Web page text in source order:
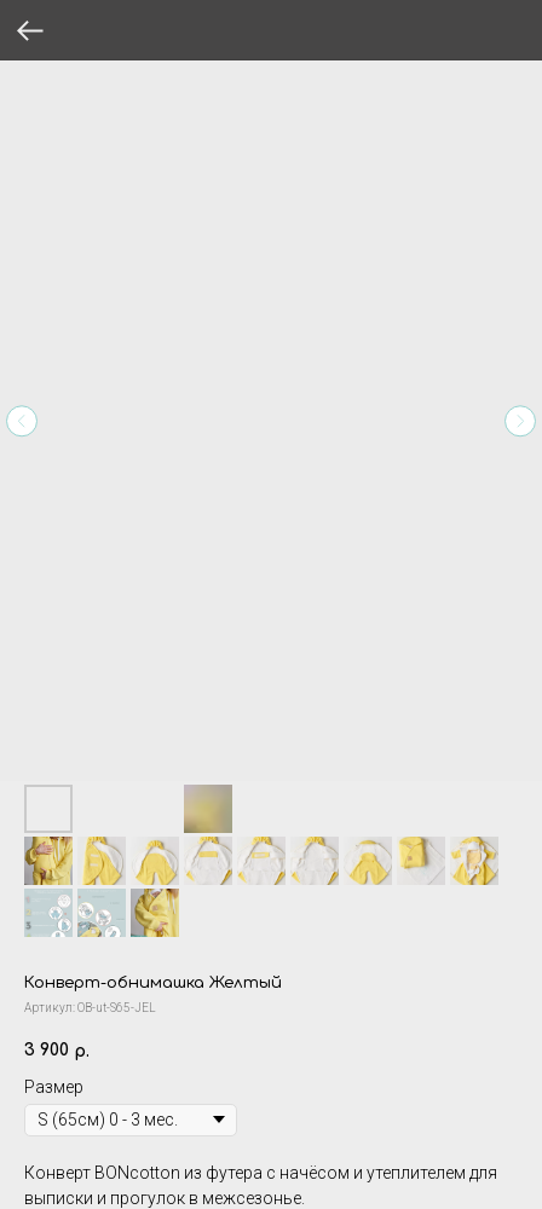
Конверт-обнимашка Желтый
Артикул:OB-ut-S65-JEL
3 900 р.
Размер
Конверт BONcotton из футера с начёсом и утеплителем для
выписки и прогулок в межсезонье.